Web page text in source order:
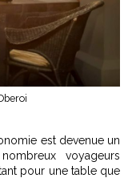
est devenue un
voyageurs
pour une table que